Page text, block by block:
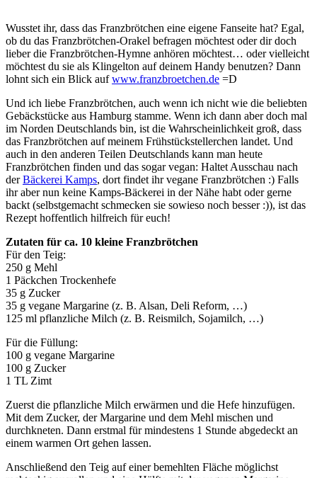
Wusstet ihr, dass das Franzbrötchen eine eigene Fanseite hat? Egal,
ob du das Franzbrötchen-Orakel befragen möchtest oder dir doch
lieber die Franzbrötchen-Hymne anhören möchtest… oder vielleicht
möchtest du sie als Klingelton auf deinem Handy benutzen? Dann
lohnt sich ein Blick aufwww.franzbroetchen.de =D
Und ich liebe Franzbrötchen, auch wenn ich nicht wie die beliebten
Gebäckstücke aus Hamburg stamme. Wenn ich dann aber doch mal
im Norden Deutschlands bin, ist die Wahrscheinlichkeit groß, dass
das Franzbrötchen auf meinem Frühstückstellerchen landet. Und
auch in den anderen Teilen Deutschlands kann man heute
Franzbrötchen finden und das sogar vegan: Haltet Ausschau nach
derBäckerei Kamps, dort findet ihr vegane Franzbrötchen :) Falls
ihr aber nun keine Kamps-Bäckerei in der Nähe habt oder gerne
backt (selbstgemacht schmecken sie sowieso noch besser :)), ist das
Rezept hoffentlich hilfreich für euch!
Zutaten für ca. 10 kleine Franzbrötchen
Für den Teig:
250 g Mehl
1 Päckchen Trockenhefe
35 g Zucker
35 g vegane Margarine (z. B. Alsan, Deli Reform, …)
125 ml pflanzliche Milch (z. B. Reismilch, Sojamilch, …)
Für die Füllung:
100 g vegane Margarine
100 g Zucker
1 TL Zimt
Zuerst die pflanzliche Milch erwärmen und die Hefe hinzufügen.
Mit dem Zucker, der Margarine und dem Mehl mischen und
durchkneten. Dann erstmal für mindestens 1 Stunde abgedeckt an
einem warmen Ort gehen lassen.
Anschließend den Teig auf einer bemehlten Fläche möglichst